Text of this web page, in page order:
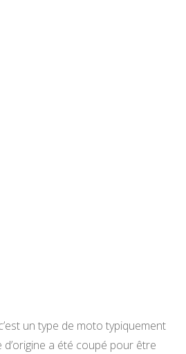
un type de moto typiquement
a été coupé pour être